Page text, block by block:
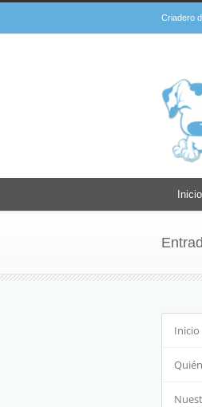
Criadero
Inicio
Inicio